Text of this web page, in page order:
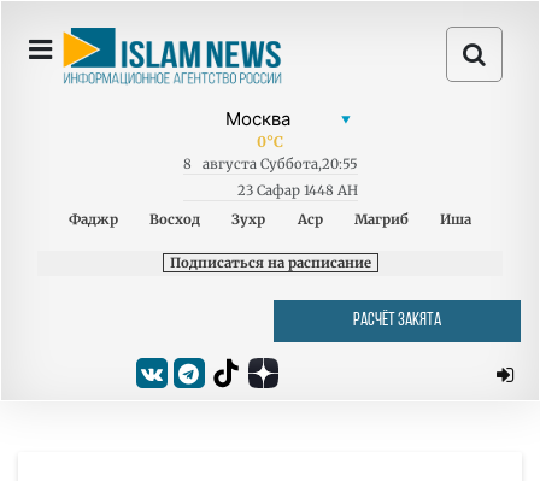
0°C
8 августа Суббота,20:55
23 Сафар 1448 AH
Фаджр
Восход Зухр Аср Магриб Иша
Подписаться на расписание
РАСЧЁТ ЗАКЯТА